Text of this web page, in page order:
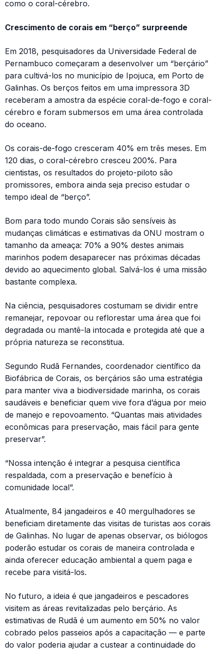
como o coral-cérebro.
Crescimento de corais em “berço” surpreende
Em 2018, pesquisadores da Universidade Federal de
Pernambuco começaram a desenvolver um “berçário”
para cultivá-los no município de Ipojuca, em Porto de
Galinhas. Os berços feitos em uma impressora 3D
receberam a amostra da espécie coral-de-fogo e coral-
cérebro e foram submersos em uma área controlada
do oceano.
Os corais-de-fogo cresceram 40% em três meses. Em
120 dias, o coral-cérebro cresceu 200%. Para
cientistas, os resultados do projeto-piloto são
promissores, embora ainda seja preciso estudar o
tempo ideal de “berço”.
Bom para todo mundo Corais são sensíveis às
mudanças climáticas e estimativas da ONU mostram o
tamanho da ameaça: 70% a 90% destes animais
marinhos podem desaparecer nas próximas décadas
devido ao aquecimento global. Salvá-los é uma missão
bastante complexa.
Na ciência, pesquisadores costumam se dividir entre
remanejar, repovoar ou reflorestar uma área que foi
degradada ou mantê-la intocada e protegida até que a
própria natureza se reconstitua.
Segundo Rudã Fernandes, coordenador científico da
Biofábrica de Corais, os berçários são uma estratégia
para manter viva a biodiversidade marinha, os corais
saudáveis e beneficiar quem vive fora d’água por meio
de manejo e repovoamento. “Quantas mais atividades
econômicas para preservação, mais fácil para gente
preservar”.
“Nossa intenção é integrar a pesquisa científica
respaldada, com a preservação e benefício à
comunidade local”.
Atualmente, 84 jangadeiros e 40 mergulhadores se
beneficiam diretamente das visitas de turistas aos corais
de Galinhas. No lugar de apenas observar, os biólogos
poderão estudar os corais de maneira controlada e
ainda oferecer educação ambiental a quem paga e
recebe para visitá-los.
No futuro, a ideia é que jangadeiros e pescadores
visitem as áreas revitalizadas pelo berçário. As
estimativas de Rudã é um aumento em 50% no valor
cobrado pelos passeios após a capacitação — e parte
do valor poderia ajudar a custear a continuidade do